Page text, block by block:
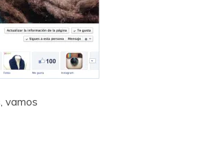
vamos